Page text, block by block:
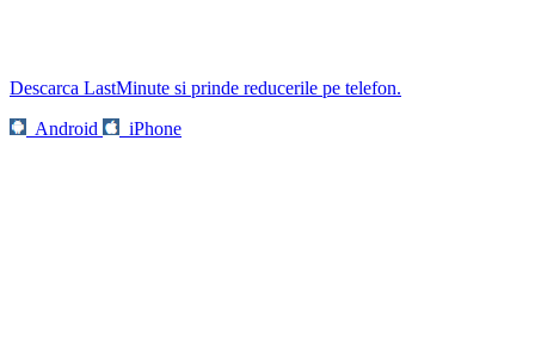
Descarca LastMinute si prinde reducerile pe telefon.
Android
iPhone